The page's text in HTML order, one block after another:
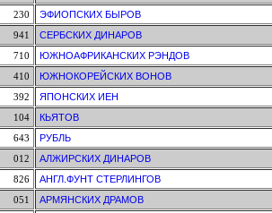
230
ЭФИОПСКИХ БЫРОВ
941
СЕРБСКИХ ДИНАРОВ
710
ЮЖНОАФРИКАНСКИХ РЭНДОВ
410
ЮЖНОКОРЕЙСКИХ ВОНОВ
392
ЯПОНСКИХ ИЕН
104
КЬЯТОВ
643
РУБЛЬ
012
АЛЖИРСКИХ ДИНАРОВ
826
АНГЛ.ФУНТ СТЕРЛИНГОВ
051
АРМЯНСКИХ ДРАМОВ